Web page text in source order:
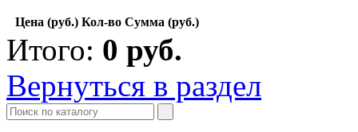
Цена (руб.) Кол-во Сумма (руб.)
Итого: 0 руб.
Вернуться в раздел